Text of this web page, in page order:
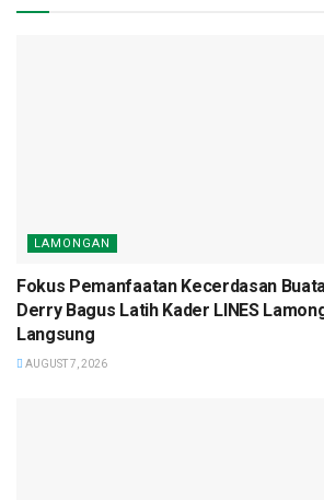
LAMONGAN
Fokus Pemanfaatan Kecerdasan
Derry Bagus Latih Kader LINES
Langsung
AUGUST 7, 2026